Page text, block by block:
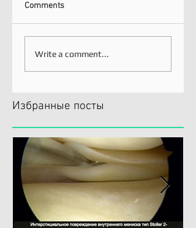
Comments
Write a comment...
Избранные посты